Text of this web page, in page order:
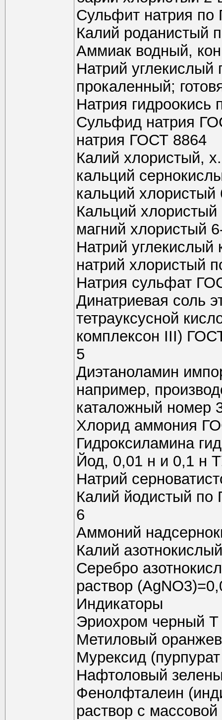
Сульфит натрия по
Калий роданистый
Аммиак водный,
Натрий
прокаленный;
Натрия
Сульфид натрия
натрия ГОСТ 8864
Калий хлористый,
кальций
кальций хлористый
Кальций
магний хлористый
Натрий
натрий хлористый
Натрия сульфат
Динатриевая соль
тетрауксусной
комплексон III)
5
Диэтаноламин
например,
каталожный номер
Хлорид аммония
Гидроксиламина
Йод, 0,01 н и 0,1 н
Натрий
Калий йодистый по
6
Аммоний
Калий
Серебро
раствор
Индикаторы
Эриохром черный Т
Метиловый
Мурексид
Нафтоловый
Фенолфталеин
раствор с